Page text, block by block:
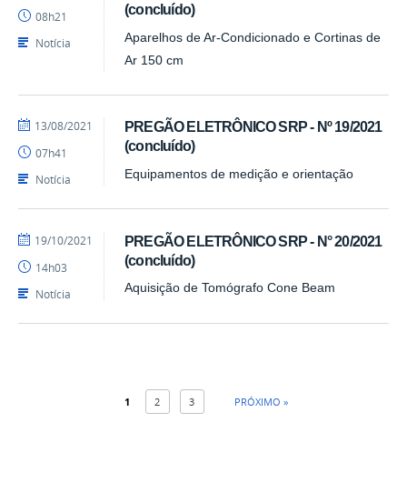
(concluído)
Aparelhos de Ar-Condicionado e Cortinas de
Ar 150 cm
-
PRA
08h21
Notícia
PREGÃO ELETRÔNICO SRP - Nº 19/2021
(concluído)
Equipamentos de medição e orientação
por
publicado
13/08/2021
07h41
Notícia
PREGÃO ELETRÔNICO SRP - N° 20/2021
(concluído)
Aquisição de Tomógrafo Cone Beam
por
-
PRA
publicado
19/10/2021
14h03
Notícia
1 2 3 PRÓXIMO »